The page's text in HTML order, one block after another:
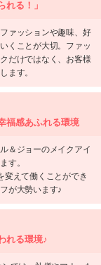
れる！」
ァッションや趣味、好
くことが大切。ファッ
だけではなく、お客様
ます。
福感あふれる環境
＆ジョーのメイクアイ
す。
変えて働くことができ
が大勢います♪
れる環境♪